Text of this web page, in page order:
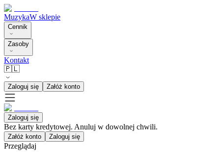
MuzykaW sklepie
Cennik
Zasoby
Kontakt
🇵🇱
Zaloguj się Załóż konto
Zaloguj się
Bez karty kredytowej. Anuluj w dowolnej chwili.
Załóż konto Zaloguj się
Przeglądaj